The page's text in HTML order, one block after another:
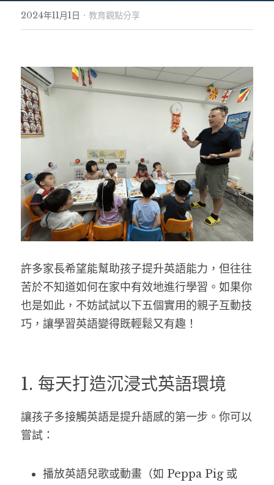
2024年11月1日 · 教育觀點分享
許多家長希望能幫助孩子提升英語能力，但往往
苦於不知道如何在家中有效地進行學習。如果你
也是如此，不妨試試以下五個實用的親子互動技
巧，讓學習英語變得既輕鬆又有趣！
1. 每天打造沉浸式英語環境
讓孩子多接觸英語是提升語感的第一步。你可以
嘗試：
播放英語兒歌或動畫（如 Peppa Pig 或